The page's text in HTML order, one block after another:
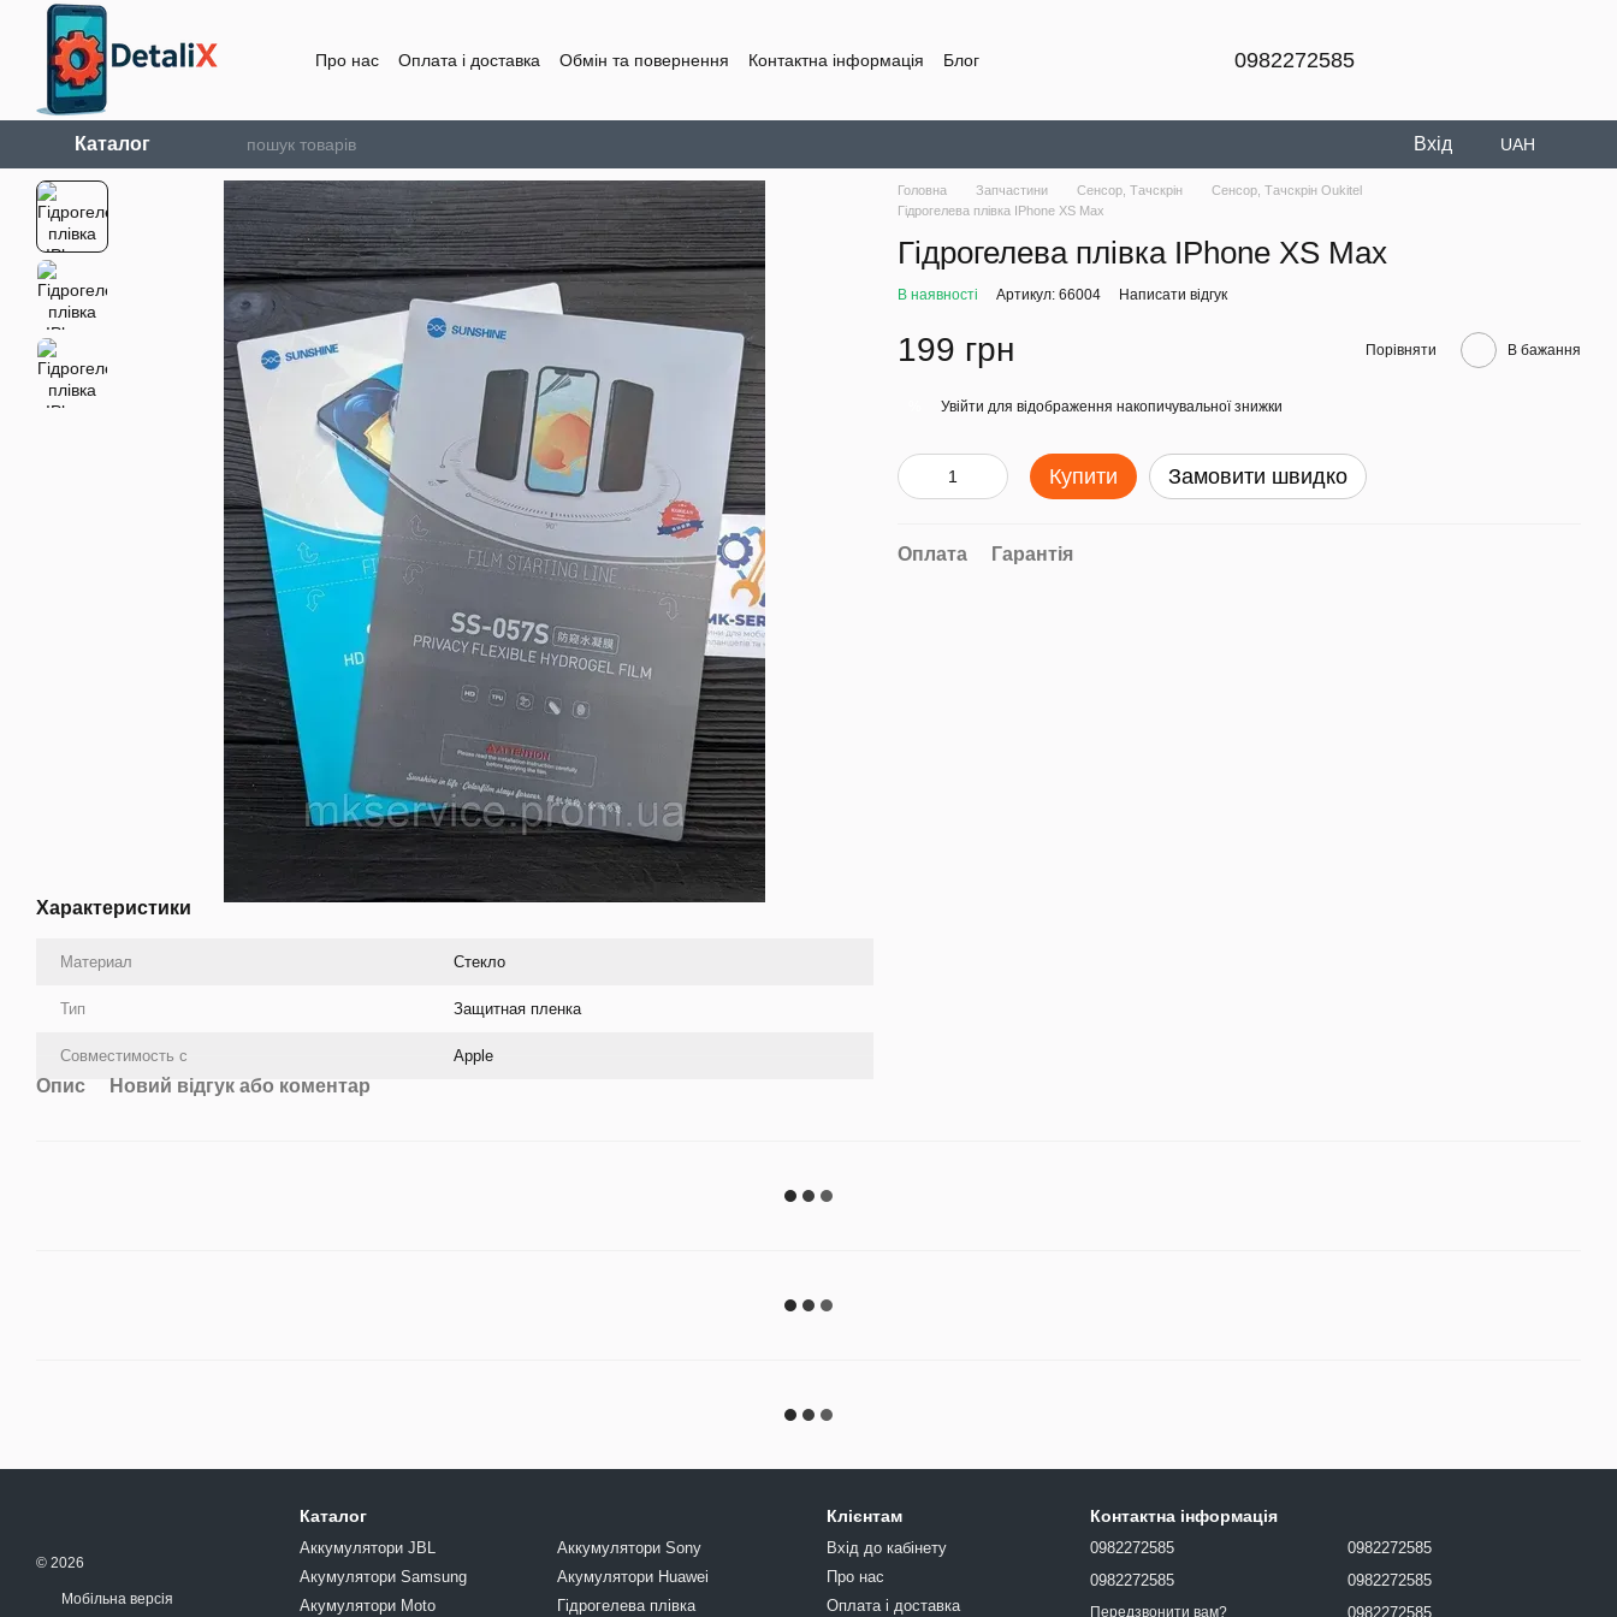
Перейти до основного контенту
Про нас Оплата і доставка Обмін та повернення Контактна інформація Блог 0982272585
Каталог Вхід UAH
Характеристики
Материал Стекло
Тип Защитная пленка
Совместимость с Apple
Опис Новий відгук або коментар
Головна Запчастини Сенсор, Тачскрін
Сенсор, Тачскрін Oukitel
Гідрогелева плівка IPhone XS Max
Гідрогелева плівка IPhone XS Max
В наявності Артикул: 66004 Написати відгук
199 грн Порівняти В бажання
Увійти для відображення накопичувальної знижки
Купити Замовити швидко
Оплата Гарантія
© 2026
Мобільна версія
Каталог
Аккумулятори JBL
Акумулятори Samsung
Акумулятори Moto
Аккумулятори Sony
Акумулятори Huawei
Гідрогелева плівка
Клієнтам
Вхід до кабінету
Про нас
Оплата і доставка
Контактна інформація
0982272585
0982272585
Передзвонити вам?
0982272585
0982272585
0982272585